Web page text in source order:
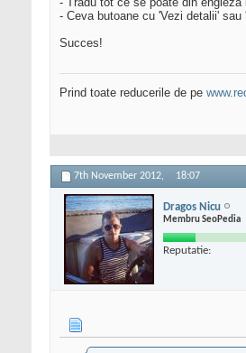
- Ceva butoane cu 'Vezi detalii'
Succes!
Prind toate reducerile de pe
7th November 2012, 18:07
Dragos Nicu
Membru SeoPedia
Reputatie: